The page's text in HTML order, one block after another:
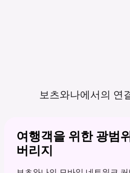
보츠와나에서의 연
여행객을 위한 광범
버리지